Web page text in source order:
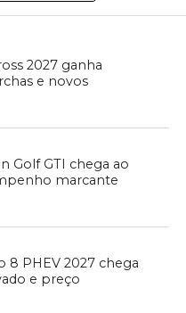
2027 ganha
e novos
Golf GTI chega ao
marcante
8 PHEV 2027 chega
e preço